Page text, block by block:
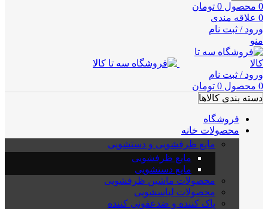
0 محصول 0 تومان
0 علاقه مندی
ورود / ثبت نام
منو
ورود / ثبت نام
0 محصول 0 تومان
دسته بندی کالاها
فروشگاه
محصولات خانه
مایع ظرفشویی و دستشویی
مایع ظرفشویی
مایع دستشویی
محصولات ماشین ظرفشویی
محصولات لباسشویی
پاک کننده و ضدعفونی کننده